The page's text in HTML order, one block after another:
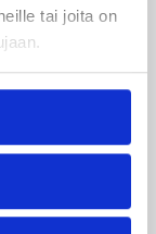
tai joita on